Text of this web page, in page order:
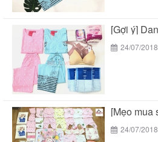
24/07/2018
24/07/2018